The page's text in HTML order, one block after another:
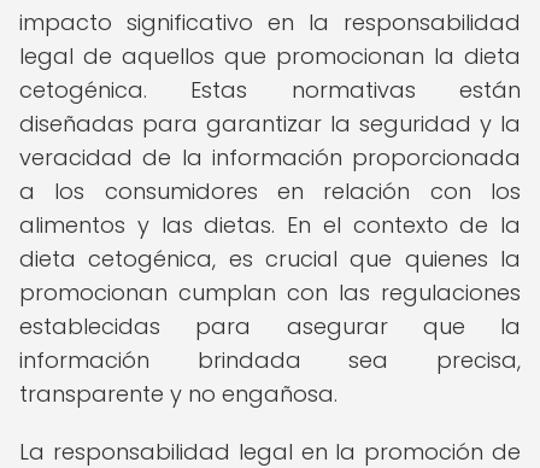
impacto significativo en la responsabilidad
legal de aquellos que promocionan la dieta
cetogénica. Estas normativas están
diseñadas para garantizar la seguridad y la
veracidad de la información proporcionada
a los consumidores en relación con los
alimentos y las dietas. En el contexto de la
dieta cetogénica, es crucial que quienes la
promocionan cumplan con las regulaciones
establecidas para asegurar que la
información brindada sea precisa,
transparente y no engañosa.
La responsabilidad legal en la promoción de